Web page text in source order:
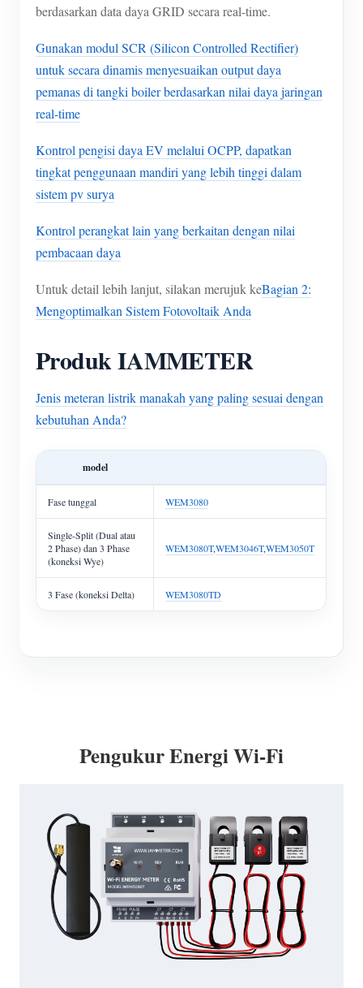
berdasarkan data daya GRID secara real-time.
Gunakan modul SCR (Silicon Controlled Rectifier)
untuk secara dinamis menyesuaikan output daya
pemanas di tangki boiler berdasarkan nilai daya jaringan
real-time
Kontrol pengisi daya EV melalui OCPP, dapatkan
tingkat penggunaan mandiri yang lebih tinggi dalam
sistem pv surya
Kontrol perangkat lain yang berkaitan dengan nilai
pembacaan daya
Untuk detail lebih lanjut, silakan merujuk keBagian 2:
Mengoptimalkan Sistem Fotovoltaik Anda
Produk IAMMETER
Jenis meteran listrik manakah yang paling sesuai dengan
kebutuhan Anda?
model
Fase tunggal WEM3080
Single-Split (Dual atau
2 Phase) dan 3 Phase
(koneksi Wye)
WEM3080T,WEM3046T,WEM3050T
3 Fase (koneksi Delta) WEM3080TD
Pengukur Energi Wi-Fi